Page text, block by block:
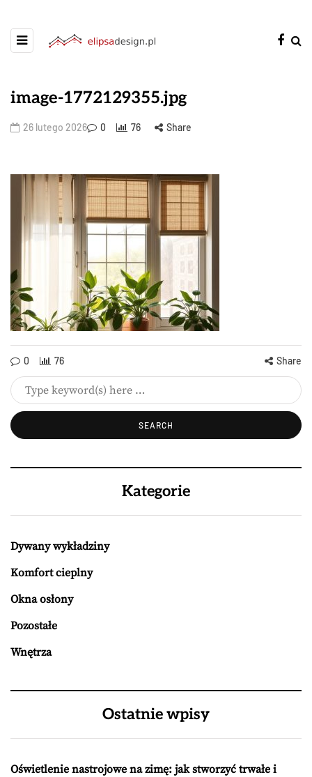
image-1772129355.jpg
26 lutego 2026 0 76 Share
0 76 Share
Kategorie
Dywany wykładziny
Komfort cieplny
Okna osłony
Pozostałe
Wnętrza
Ostatnie wpisy
Oświetlenie nastrojowe na zimę: jak stworzyć trwałe i